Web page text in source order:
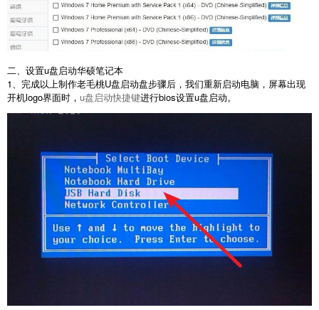
二、设置u盘启动华硕笔记本
1、完成以上制作老毛桃U盘启动盘步骤后，我们重新启动电脑，屏幕出现
开机logo界面时， u盘启动快捷键进行bios设置u盘启动。